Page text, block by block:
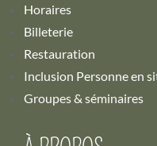
Horaires
Billeterie
Restauration
Inclusion Personne en
Groupes & séminaires